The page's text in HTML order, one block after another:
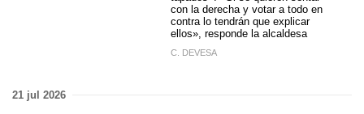
con la derecha y votar a todo en
contra lo tendrán que explicar
ellos», responde la alcaldesa
C. DEVESA
21 jul 2026